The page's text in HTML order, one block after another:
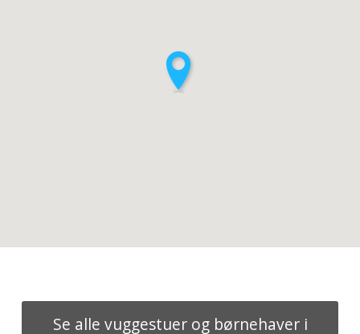
Se alle vuggestuer og børnehaver i